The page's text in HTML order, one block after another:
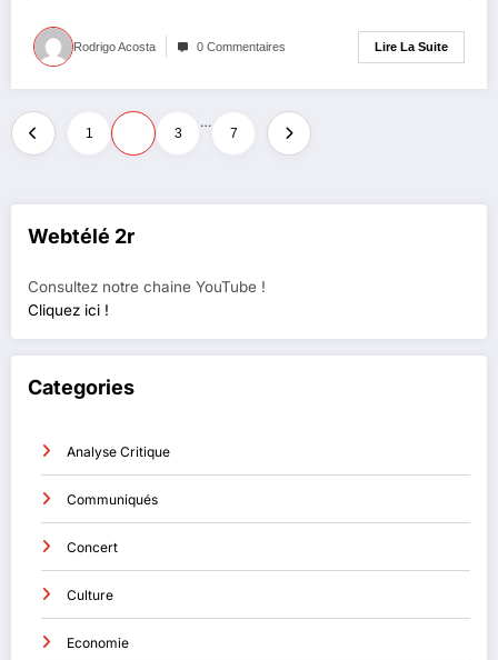
Rodrigo Acosta 0 Commentaires Lire La Suite
Pagination
des
publications
1 3
…
7
Webtélé 2r
Consultez notre chaine YouTube !
Cliquez ici !
Categories
Analyse Critique
Communiqués
Concert
Culture
Economie